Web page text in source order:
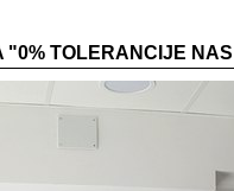
"0% TOLERANCIJE